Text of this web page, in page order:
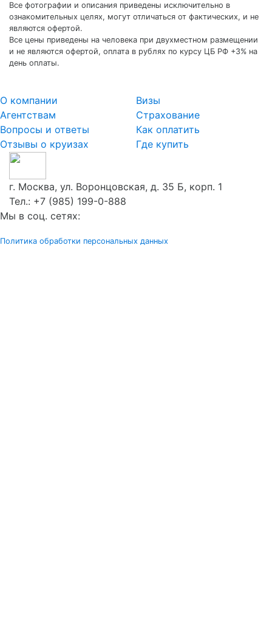
Все фотографии и описания приведены исключительно в
ознакомительных целях, могут отличаться от фактических, и не
являются офертой.
Все цены приведены на человека при двухместном размещении
и не являются офертой, оплата в рублях по курсу ЦБ РФ +3% на
день оплаты.
О компании
Агентствам
Вопросы и ответы
Отзывы о круизах
Визы
Страхование
Как оплатить
Где купить
г. Москва, ул. Воронцовская, д. 35 Б, корп. 1
Тел.: +7 (985) 199-0-888
Мы в соц. сетях:
Политика обработки персональных данных